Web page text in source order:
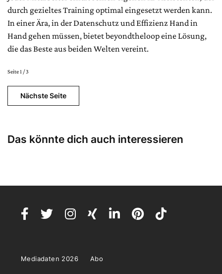
durch gezieltes Training optimal eingesetzt werden kann.
In einer Ära, in der Datenschutz und Effizienz Hand in
Hand gehen müssen, bietet beyondtheloop eine Lösung,
die das Beste aus beiden Welten vereint.
Seite 1 / 3
Nächste Seite
Das könnte dich auch interessieren
Mediadaten 2026 Abo